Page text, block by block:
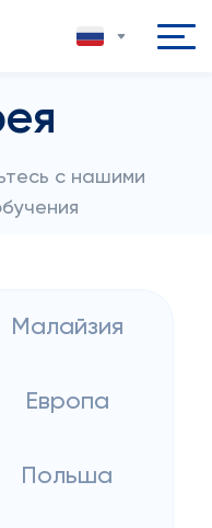
с нашими
Малайзия
Европа
Польша